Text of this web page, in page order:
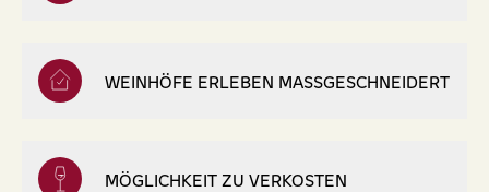
WEINHÖFE ERLEBEN MASSGESCHNEIDERT
MÖGLICHKEIT ZU VERKOSTEN